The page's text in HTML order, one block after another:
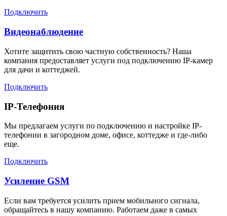
Подключить
Видеонаблюдение
Хотите защитить свою частную собственность? Наша
компания предоставляет услуги под подключению IP-камер
для дачи и коттеджей.
Подключить
IP-Телефония
Мы предлагаем услуги по подключению и настройке IP-
телефонии в загородном доме, офисе, коттедже и где-либо
еще.
Подключить
Усиление GSM
Если вам требуется усилить прием мобильного сигнала,
обращайтесь в нашу компанию. Работаем даже в самых